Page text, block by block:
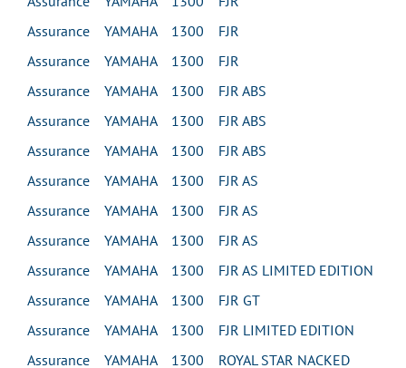
Assurance YAMAHA 1300 FJR
Assurance YAMAHA 1300 FJR
Assurance YAMAHA 1300 FJR ABS
Assurance YAMAHA 1300 FJR ABS
Assurance YAMAHA 1300 FJR ABS
Assurance YAMAHA 1300 FJR AS
Assurance YAMAHA 1300 FJR AS
Assurance YAMAHA 1300 FJR AS
Assurance YAMAHA 1300 FJR AS LIMITED EDITION
Assurance YAMAHA 1300 FJR GT
Assurance YAMAHA 1300 FJR LIMITED EDITION
Assurance YAMAHA 1300 ROYAL STAR NACKED